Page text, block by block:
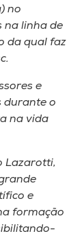
no
na linha de
da qual faz
e
durante o
na vida
Lazarotti,
e
formação